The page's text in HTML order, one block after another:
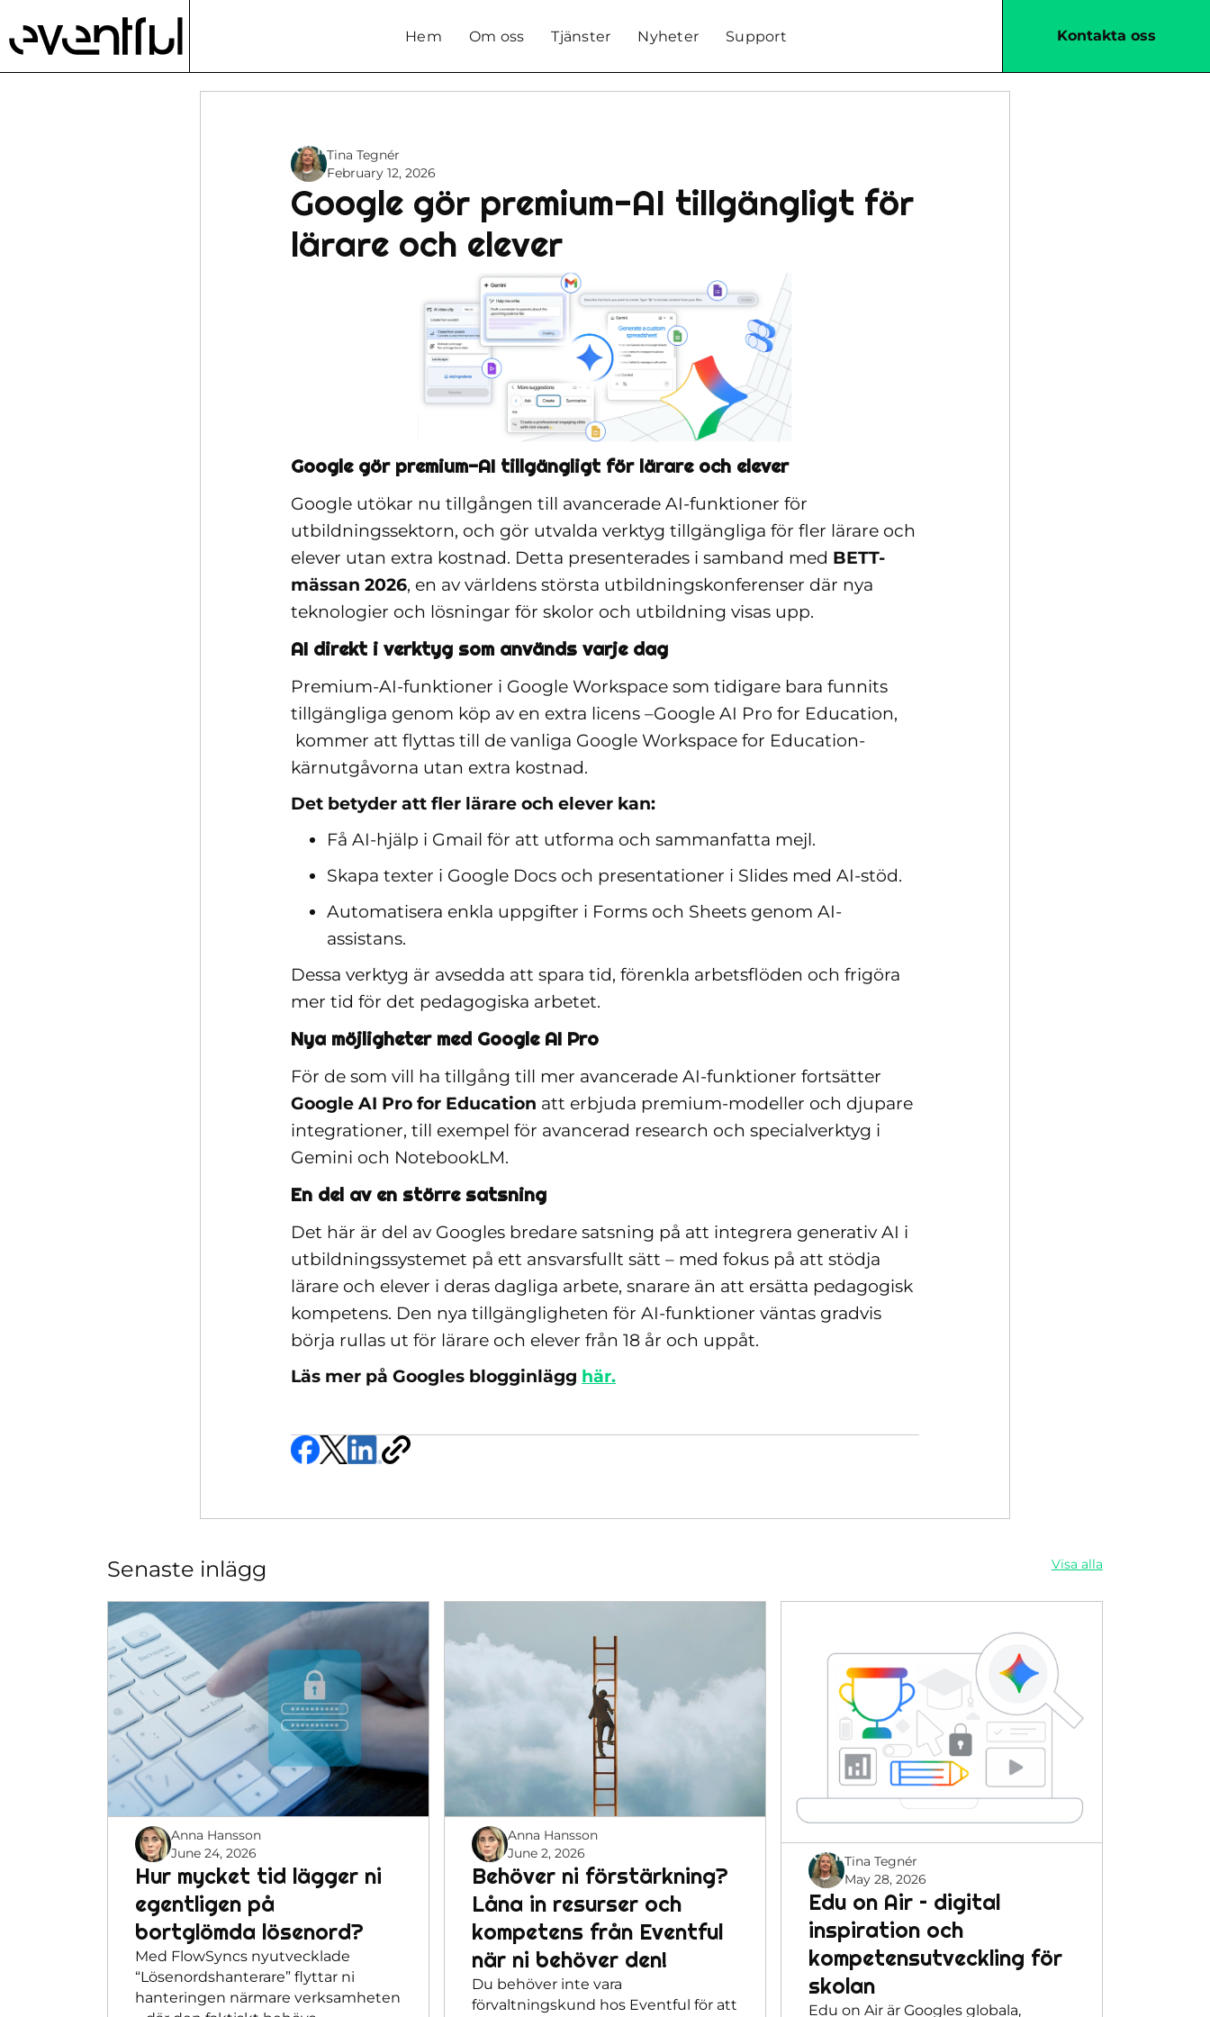
Hem Om oss Tjänster Nyheter Support Kontakta oss
Tina Tegnér
February 12, 2026
Google gör premium-AI tillgängligt för
lärare och elever
Google gör premium-AI tillgängligt för lärare och elever
Google utökar nu tillgången till avancerade AI-funktioner för
utbildningssektorn, och gör utvalda verktyg tillgängliga för fler lärare och
elever utan extra kostnad. Detta presenterades i samband med BETT-
mässan 2026, en av världens största utbildningskonferenser där nya
teknologier och lösningar för skolor och utbildning visas upp.
AI direkt i verktyg som används varje dag
Premium-AI-funktioner i Google Workspace som tidigare bara funnits
tillgängliga genom köp av en extra licens –Google AI Pro for Education,
kommer att flyttas till de vanliga Google Workspace for Education-
kärnutgåvorna utan extra kostnad.
Det betyder att fler lärare och elever kan:
Få AI-hjälp i Gmail för att utforma och sammanfatta mejl.
Skapa texter i Google Docs och presentationer i Slides med AI-stöd.
Automatisera enkla uppgifter i Forms och Sheets genom AI-
assistans.
Dessa verktyg är avsedda att spara tid, förenkla arbetsflöden och frigöra
mer tid för det pedagogiska arbetet.
Nya möjligheter med Google AI Pro
För de som vill ha tillgång till mer avancerade AI-funktioner fortsätter
Google AI Pro for Education att erbjuda premium-modeller och djupare
integrationer, till exempel för avancerad research och specialverktyg i
Gemini och NotebookLM.
En del av en större satsning
Det här är del av Googles bredare satsning på att integrera generativ AI i
utbildningssystemet på ett ansvarsfullt sätt – med fokus på att stödja
lärare och elever i deras dagliga arbete, snarare än att ersätta pedagogisk
kompetens. Den nya tillgängligheten för AI-funktioner väntas gradvis
börja rullas ut för lärare och elever från 18 år och uppåt.
Läs mer på Googles blogginlägg här.
Senaste inlägg Visa alla
Anna Hansson
June 24, 2026
Hur mycket tid lägger ni
egentligen på
bortglömda lösenord?
Med FlowSyncs nyutvecklade
“Lösenordshanterare” flyttar ni
hanteringen närmare verksamheten
Anna Hansson
June 2, 2026
Behöver ni förstärkning?
Låna in resurser och
kompetens från Eventful
när ni behöver den!
Du behöver inte vara
förvaltningskund hos Eventful för att
Tina Tegnér
May 28, 2026
Edu on Air – digital
inspiration och
kompetensutveckling för
skolan
Edu on Air är Googles globala,